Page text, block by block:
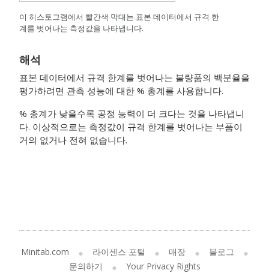
이 히스토그램에서 빨간색 막대는 표본 데이터에서 규격 한
계를 벗어나는 측정값을 나타냅니다.
해석
표본 데이터에서 규격 한계를 벗어나는 불량품의 백분율을
평가하려면 관측 성능에 대한 % 총계를 사용합니다.
% 총계가 낮을수록 공정 능력이 더 크다는 것을 나타냅니
다. 이상적으로는 측정값이 규격 한계를 벗어나는 부품이
거의 없거나 전혀 없습니다.
Minitab.com 라이센스 포털 매장
블로그
문의하기
Your Privacy Rights